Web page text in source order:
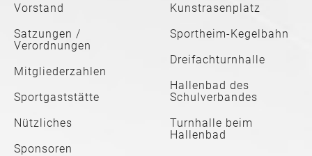
Vorstand
Satzungen /
Verordnungen
Mitgliederzahlen
Sportgaststätte
Nützliches
Sponsoren
Kunstrasenplatz
Sportheim-Kegelbahn
Dreifachturnhalle
Hallenbad des
Schulverbandes
Turnhalle beim
Hallenbad